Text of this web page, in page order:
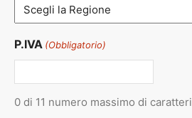
P.IVA (Obbligatorio)
0 di 11 numero massimo di caratteri